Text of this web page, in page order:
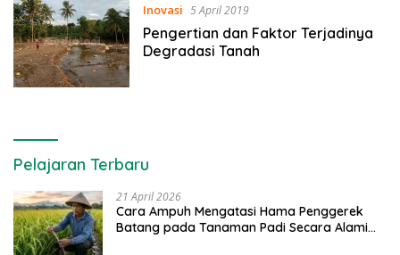
Inovasi 5 April 2019
Pengertian dan Faktor Terjadinya
Degradasi Tanah
Pelajaran Terbaru
21 April 2026
Cara Ampuh Mengatasi Hama Penggerek
Batang pada Tanaman Padi Secara Alami